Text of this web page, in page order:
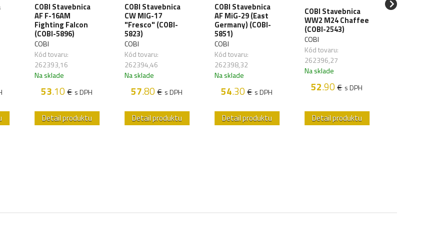
COBI Stavebnica
AF F-16AM
Fighting Falcon
(COBI-5896)
COBI
Kód tovaru:
262393,16
Na sklade
53.10€ s DPH
Detail produktu
COBI Stavebnica
CW MIG-17
"Fresco" (COBI-
5823)
COBI
Kód tovaru:
262394,46
Na sklade
57.80€ s DPH
Detail produktu
COBI Stavebnica
AF MiG-29 (East
Germany) (COBI-
5851)
COBI
Kód tovaru:
262398,32
Na sklade
54.30€ s DPH
Detail produktu
COBI Stavebnica
WW2 M24 Chaffee
(COBI-2543)
COBI
Kód tovaru:
262396,27
Na sklade
52.90€ s DPH
Detail produktu
COBI